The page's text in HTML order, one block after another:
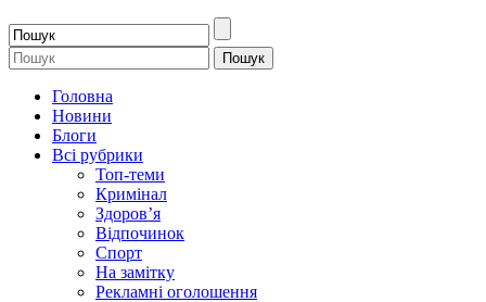
Головна
Новини
Блоги
Всі рубрики
Топ-теми
Кримінал
Здоров’я
Відпочинок
Спорт
На замітку
Рекламні оголошення